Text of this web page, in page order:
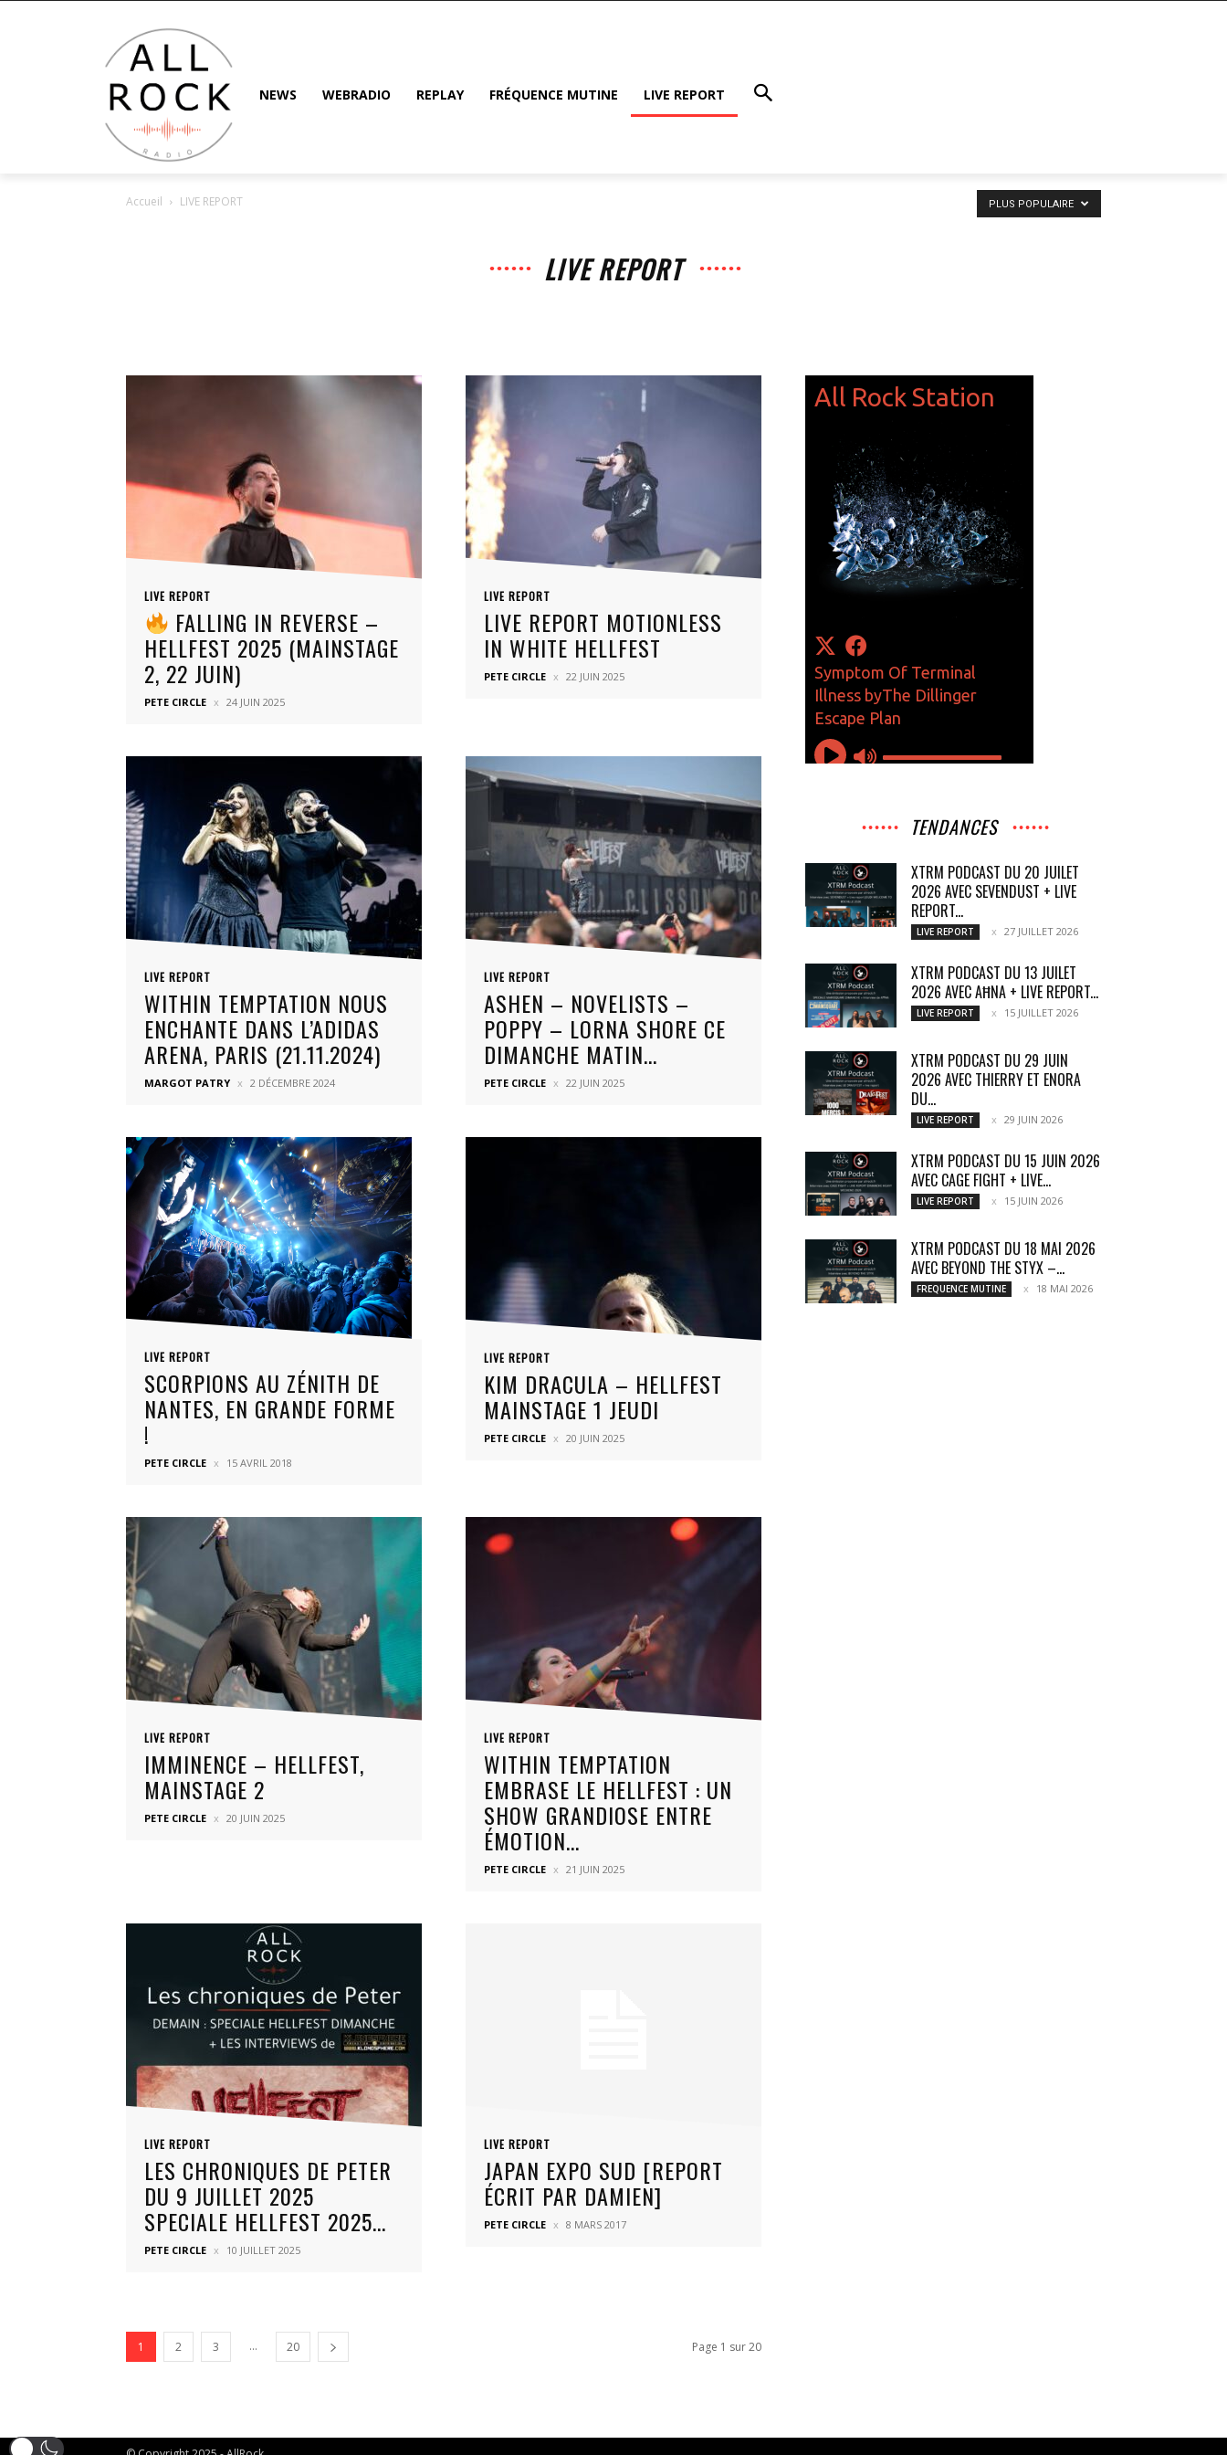
NEWS WEBRADIO REPLAY FRÉQUENCE MUTINE LIVE REPORT
Accueil LIVE REPORT
LIVE REPORT
PLUS POPULAIRE
LIVE REPORT
FALLING IN REVERSE –
HELLFEST 2025 (MAINSTAGE
2, 22 JUIN)
PETE CIRCLE 24 JUIN 2025
LIVE REPORT
LIVE REPORT MOTIONLESS
IN WHITE HELLFEST
PETE CIRCLE 22 JUIN 2025
LIVE REPORT
WITHIN TEMPTATION NOUS
ENCHANTE DANS L’ADIDAS
ARENA, PARIS (21.11.2024)
MARGOT PATRY 2 DÉCEMBRE 2024
LIVE REPORT
ASHEN – NOVELISTS –
POPPY – LORNA SHORE CE
DIMANCHE MATIN...
PETE CIRCLE 22 JUIN 2025
LIVE REPORT
SCORPIONS AU ZÉNITH DE
NANTES, EN GRANDE FORME
!
PETE CIRCLE 15 AVRIL 2018
LIVE REPORT
KIM DRACULA – HELLFEST
MAINSTAGE 1 JEUDI
PETE CIRCLE 20 JUIN 2025
LIVE REPORT
IMMINENCE – HELLFEST,
MAINSTAGE 2
PETE CIRCLE 20 JUIN 2025
LIVE REPORT
WITHIN TEMPTATION
EMBRASE LE HELLFEST : UN
SHOW GRANDIOSE ENTRE
ÉMOTION...
PETE CIRCLE 21 JUIN 2025
LIVE REPORT
LES CHRONIQUES DE PETER
DU 9 JUILLET 2025
SPECIALE HELLFEST 2025...
PETE CIRCLE 10 JUILLET 2025
LIVE REPORT
JAPAN EXPO SUD [REPORT
ÉCRIT PAR DAMIEN]
PETE CIRCLE 8 MARS 2017
1 2 3 ... 20 Page 1 sur 20
TENDANCES
XTRM PODCAST DU 20 JUILET
2026 AVEC SEVENDUST + LIVE
REPORT...
LIVE REPORT 27 JUILLET 2026
XTRM PODCAST DU 13 JUILET
2026 AVEC AĦNA + LIVE REPORT...
LIVE REPORT 15 JUILLET 2026
XTRM PODCAST DU 29 JUIN
2026 AVEC THIERRY ET ENORA
DU...
LIVE REPORT 29 JUIN 2026
XTRM PODCAST DU 15 JUIN 2026
AVEC CAGE FIGHT + LIVE...
LIVE REPORT 15 JUIN 2026
XTRM PODCAST DU 18 MAI 2026
AVEC BEYOND THE STYX –...
FREQUENCE MUTINE 18 MAI 2026